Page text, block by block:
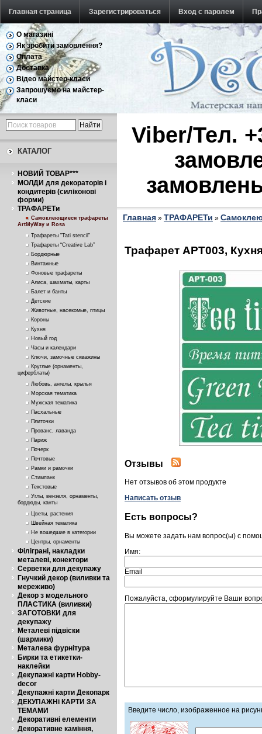
Главная страница Зарегистрироваться Вход с паролем
Обратная связь
О магазині
Як зробити замовлення?
Оплата
Доставка
Відео майстер-класи
Запрошуємо на майстер-
класи
КАТАЛОГ
НОВИЙ ТОВАР***
МОЛДИ для декораторів і
кондитерів (силіконові
форми)
ТРАФАРЕТи
Самоклеющиеся трафареты
ArtMyWay и Rosa
Трафареты "Tati stencil"
Трафареты “Creative Lab”
Бордюрные
Винтажные
Фоновые трафареты
Алиса, шахматы, карты
Балет и банты
Детские
Животные, насекомые, птицы
Короны
Кухня
Новый год
Часы и календари
Ключи, замочные скважины
Круглые (орнаменты,
циферблаты)
Любовь, ангелы, крылья
Морская тематика
Мужская тематика
Пасхальные
Плиточки
Прованс, лаванда
Париж
Почерк
Почтовые
Рамки и рамочки
Стимпанк
Текстовые
Углы, вензеля, орнаменты,
бордюды, канты
Цветы, растения
Швейная тематика
Не вошедшие в категории
Центры, орнаменты
Філіграні, накладки
металеві, конектори
Серветки для декупажу
Гнучкий декор (виливки та
мереживо)
Декор з модельного
ПЛАСТИКА (виливки)
ЗАГОТОВКИ для
декупажу
Металеві підвіски
(шармики)
Металева фурнітура
Бирки та етикетки-
наклейки
Декупажні карти Hobby-
decor
Декупажні карти Декопарк
ДЕКУПАЖНі КАРТИ ЗА
ТЕМАМИ
Декоративні елементи
Декоративне каміння,
Viber/Тел.
Главная » ТРАФАРЕТи »
Трафарет АРТ003,
Отзывы
Нет отзывов об этом продукте
Написать отзыв
Есть вопросы?
Вы можете задать нам вопрос(ы) с
Имя:
Email
Пожалуйста, сформулируйте Ваши
Введите число, изображенное на